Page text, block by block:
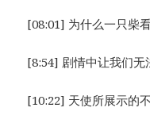
[08:01] 为什么一只柴
[8:54] 剧情中让我们无
[10:22] 天使所展示的